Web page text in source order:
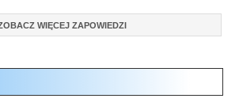
WIĘCEJ ZAPOWIEDZI